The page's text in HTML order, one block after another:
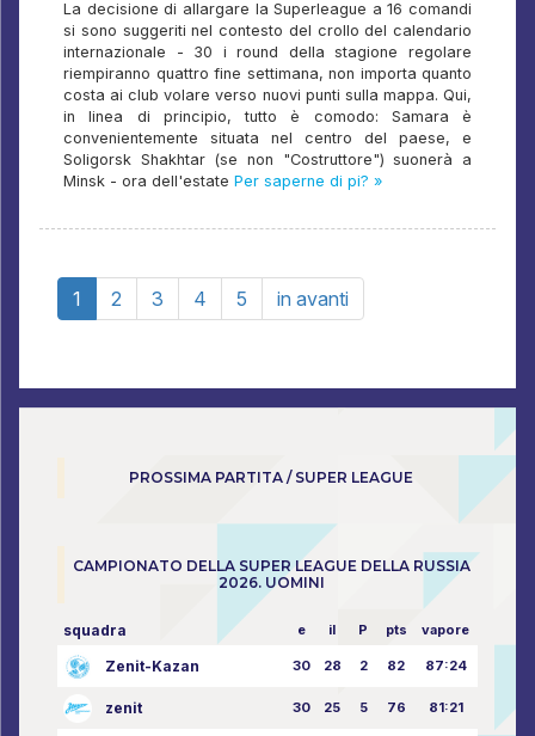
La decisione di allargare la Superleague a 16 comandi
si sono suggeriti nel contesto del crollo del calendario
internazionale - 30 i round della stagione regolare
riempiranno quattro fine settimana, non importa quanto
costa ai club volare verso nuovi punti sulla mappa. Qui,
in linea di principio, tutto è comodo: Samara è
convenientemente situata nel centro del paese, e
Soligorsk Shakhtar (se non "Costruttore") suonerà a
Minsk - ora dell'estate Per saperne di pi? »
1 2 3 4 5 in avanti
PROSSIMA PARTITA / SUPER LEAGUE
CAMPIONATO DELLA SUPER LEAGUE DELLA RUSSIA
2026. UOMINI
squadra e il P pts vapore
Zenit-Kazan 30 28 2 82 87:24
zenit 30 25 5 76 81:21